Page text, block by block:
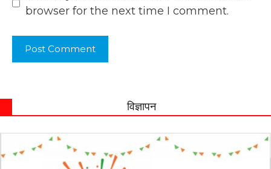
browser for the next time I comment.
विज्ञापन